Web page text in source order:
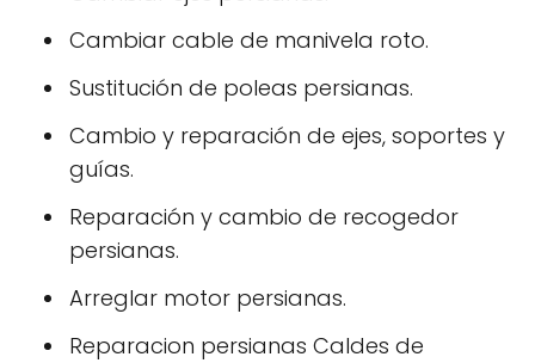
Cambiar cable de manivela roto.
Sustitución de poleas persianas.
Cambio y reparación de ejes, soportes y
guías.
Reparación y cambio de recogedor
persianas.
Arreglar motor persianas.
Reparacion persianas Caldes de